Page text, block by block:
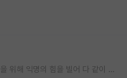
후배들의 진로 선택과 균형된 정보 획득을 위해 익명의 힘을 빌어 다 같이 연봉 공개 타임 한번 갖는 것 어때요?